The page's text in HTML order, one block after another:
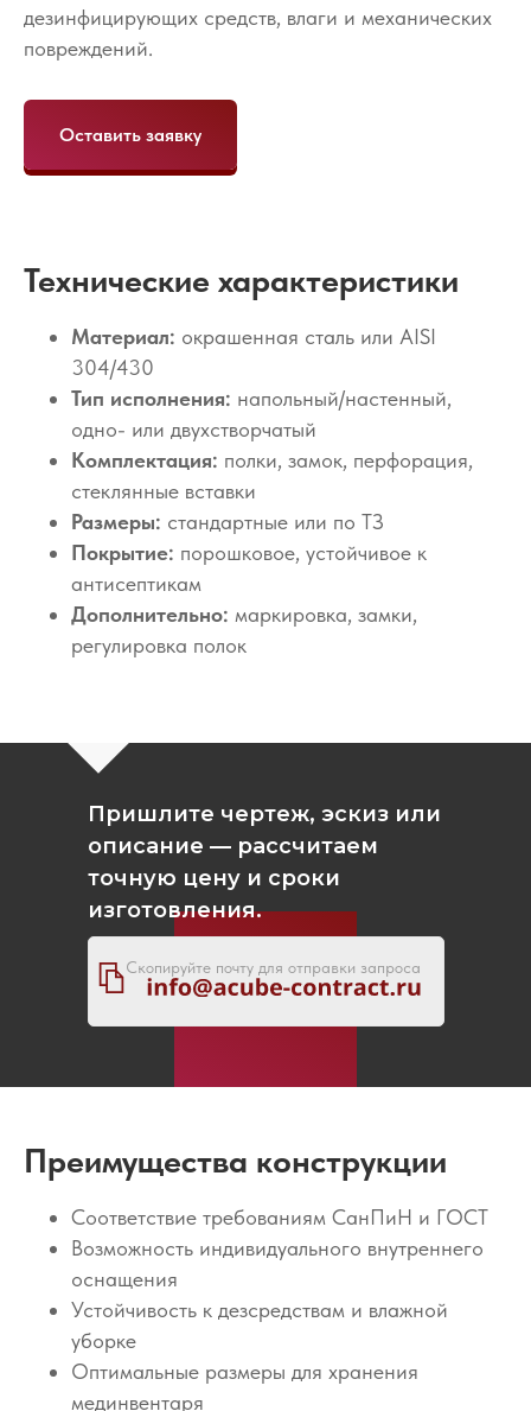
дезинфицирующих средств, влаги и механических
повреждений.
Оставить заявку
Технические характеристики
Материал: окрашенная сталь или AISI
304/430
Тип исполнения: напольный/настенный,
одно- или двухстворчатый
Комплектация: полки, замок, перфорация,
стеклянные вставки
Размеры: стандартные или по ТЗ
Покрытие: порошковое, устойчивое к
антисептикам
Дополнительно: маркировка, замки,
регулировка полок
Скопируйте почту для отправки запроса
Пришлите чертеж, эскиз или
описание — рассчитаем
точную цену и сроки
изготовления.
Преимущества конструкции
Соответствие требованиям СанПиН и ГОСТ
Возможность индивидуального внутреннего
оснащения
Устойчивость к дезсредствам и влажной
уборке
Оптимальные размеры для хранения
мединвентаря